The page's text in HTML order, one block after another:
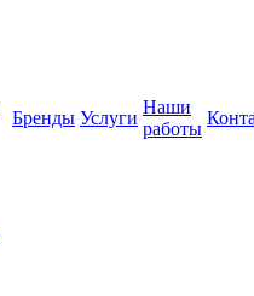
Бренды Услуги
Наши
работы